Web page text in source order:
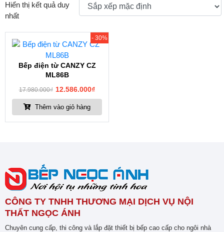
Hiển thị kết quả duy
nhất
- 30%
Bếp điện từ CANZY CZ
ML86B
17.980.000₫ 12.586.000₫
Thêm vào giỏ hàng
CÔNG TY TNHH THƯƠNG MẠI DỊCH VỤ NỘI
THẤT NGỌC ÁNH
Chuyên cung cấp, thi công và lắp đặt thiết bị bếp cao cấp cho ngôi nhà